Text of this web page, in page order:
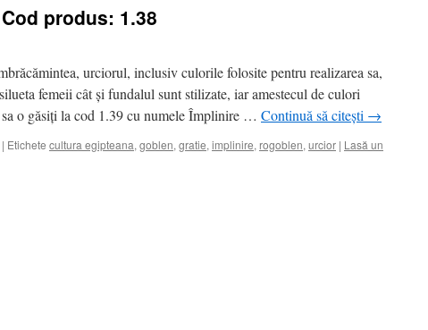
produs: 1.38
urciorul, inclusiv culorile folosite pentru realizarea sa,
femeii cât și fundalul sunt stilizate, iar amestecul de culori
sa o găsiți la cod 1.39 cu numele Împlinire … Continuă să citești →
| Etichete cultura egipteana, goblen, gratie, implinire, rogoblen, urcior | Lasă un